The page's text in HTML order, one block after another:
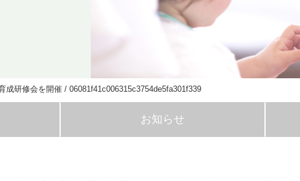
成研修会を開催 / 06081f41c006315c3754de5fa301f339
お知らせ